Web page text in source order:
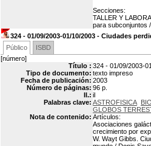
Secciones:
TALLER Y
para subconjuntos
324 - 01/09/2003-01/10/2003 - Ciudades
Público
ISBD
[número]
Título : 324 - 01/09/2003-
Tipo de documento: texto impreso
Fecha de publicación: 2003
Número de páginas: 96 p.
Il.: il
Palabras clave: ASTROFISICA
GLOBOS
Nota de contenido: Artículos:
Asociaciones
crecimiento por
W. Wayt Gibbs.